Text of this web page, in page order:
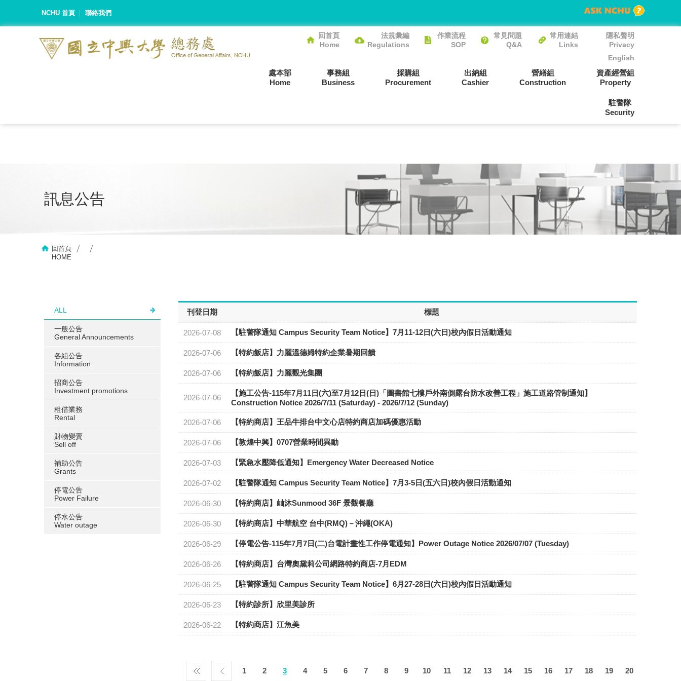
NCHU 首頁 聯絡我們
回首頁
Home
法規彙編
Regulations
作業流程
SOP
常見問題
Q&A
常用連結
Links
隱私聲明
Privacy
English
處本部
Home
事務組
Business
採購組
Procurement
出納組
Cashier
營繕組
Construction
資產經營組
Property
駐警隊
Security
訊息公告
回首頁
HOME
ALL
一般公告
General Announcements
各組公告
Information
招商公告
Investment promotions
租借業務
Rental
財物變賣
Sell ​​off
補助公告
Grants
停電公告
Power Failure
停水公告
Water outage
刊登日期 標題
2026-07-08 【駐警隊通知 Campus Security Team Notice】7月11-12日(六日)校內假日活動通知
2026-07-06 【特約飯店】力麗溫德姆特約企業暑期回饋
2026-07-06 【特約飯店】力麗觀光集團
2026-07-06
【施工公告-115年7月11日(六)至7月12日(日)「圖書館七樓戶外南側露台防水改善工程」施工道路管制通知】
Construction Notice 2026/7/11 (Saturday) - 2026/7/12 (Sunday)
2026-07-06 【特約商店】王品牛排台中文心店特約商店加碼優惠活動
2026-07-06 【敦煌中興】0707營業時間異動
2026-07-03 【緊急水壓降低通知】Emergency Water Decreased Notice
2026-07-02 【駐警隊通知 Campus Security Team Notice】7月3-5日(五六日)校內假日活動通知
2026-06-30 【特約商店】屾沐Sunmood 36F 景觀餐廳
2026-06-30 【特約商店】中華航空 台中(RMQ)－沖繩(OKA)
2026-06-29 【停電公告-115年7月7日(二)台電計畫性工作停電通知】Power Outage Notice 2026/07/07 (Tuesday)
2026-06-26 【特約商店】台灣奧黛莉公司網路特約商店-7月EDM
2026-06-25 【駐警隊通知 Campus Security Team Notice】6月27-28日(六日)校內假日活動通知
2026-06-23 【特約診所】欣里美診所
2026-06-22 【特約商店】江魚美
1 2 3 4 5 6 7 8 9 10 11 12 13 14 15 16 17 18 19 20